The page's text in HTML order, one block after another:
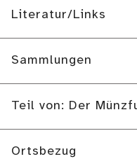
Literatur/Links
Sammlungen
Teil von: Der
Ortsbezug